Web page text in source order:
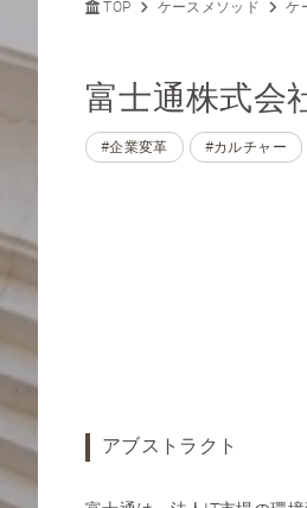
TOP ケースメソッド ケ
富士通株式会
#企業変革 #カルチャー
アブストラクト